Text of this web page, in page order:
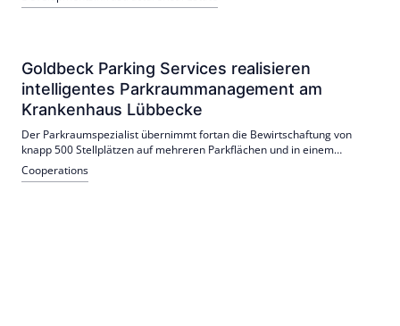
die Emsländische Volksbank. Vorgesehen sind unter anderem
Goldbeck Parking Services realisieren
intelligentes Parkraummanagement am
Krankenhaus Lübbecke
Der Parkraumspezialist übernimmt fortan die Bewirtschaftung von
knapp 500 Stellplätzen auf mehreren Parkflächen und in einem
eingeschossigen Parkhaus. Auftraggeber ist die Mühlenkreiskliniken
AöR, die den Auftrag im Rahmen einer öffentlichen Ausschreibung
Cooperations